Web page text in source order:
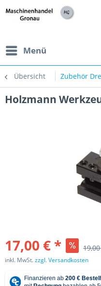
Menü
Übersicht Zubehör
Holzmann
17,00 € *
inkl. MwSt.zzgl. Versandkosten